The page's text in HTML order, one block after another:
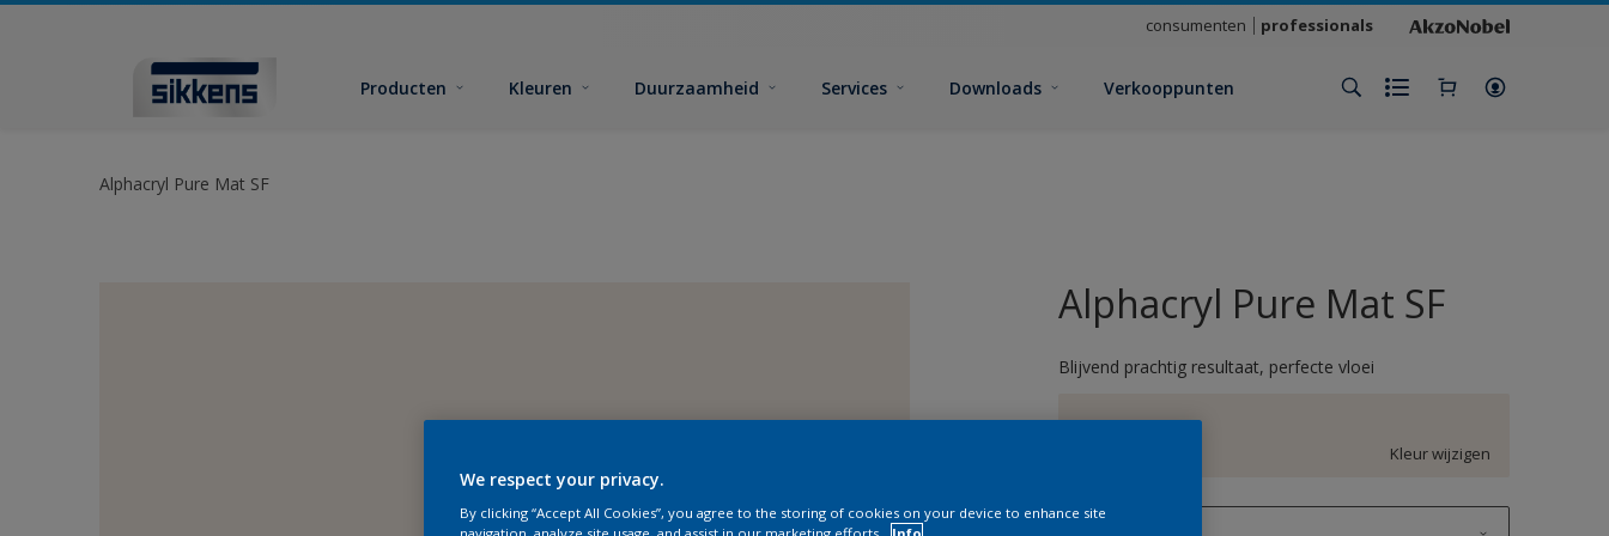
consumenten professionals
Producten Kleuren Duurzaamheid Services Downloads Verkooppunten
Alphacryl Pure Mat SF
Alphacryl Pure Mat SF
Blijvend prachtig resultaat, perfecte vloei
EN.02.90
Kleur wijzigen
We respect your privacy.
By clicking “Accept All Cookies”, you agree to the storing of cookies on your device to enhance site